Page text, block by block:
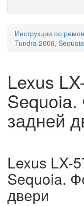
Вы здесь
Инструкции по
Tundra 2006,
Lexus
задней
Lexus LX-
Sequoia.
двери